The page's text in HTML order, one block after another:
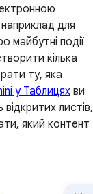
наприклад для
майбутні події
кілька
ту, яка
у Таблицях ви
листів,
який контент